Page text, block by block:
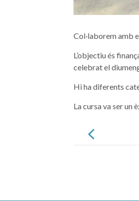
Col·laborem amb
L’objectiu és
celebrat el
Hi ha diferents
La cursa va ser un
navigation